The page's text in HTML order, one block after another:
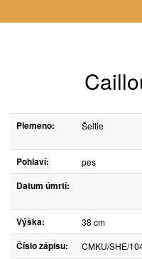
Plemeno: Šeltie
Pohlaví: pes
Datum úmrtí:
Výška:
38 cm
Číslo zápisu: CMKU/SHE/